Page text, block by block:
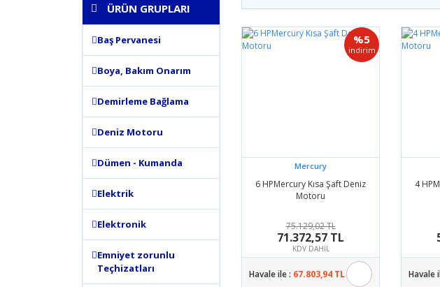
ÜRÜN GRUPLARI
Baş Pervanesi
Boya, Bakım Onarım
Demirleme Bağlama
Deniz Motoru
Dümen - Kumanda
Elektrik
Elektronik
Emniyet zorunlu
Teçhizatları
%5
indirim
Mercury
6 HPMercury Kısa Şaft Deniz
Motoru
75.129,02 TL
71.372,57 TL
KDV DAHİL
Havale ile : 67.803,94 TL
4
Havale